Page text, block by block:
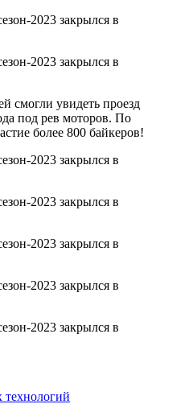
смогли увидеть проезд
под рев моторов. По
более 800 байкеров!